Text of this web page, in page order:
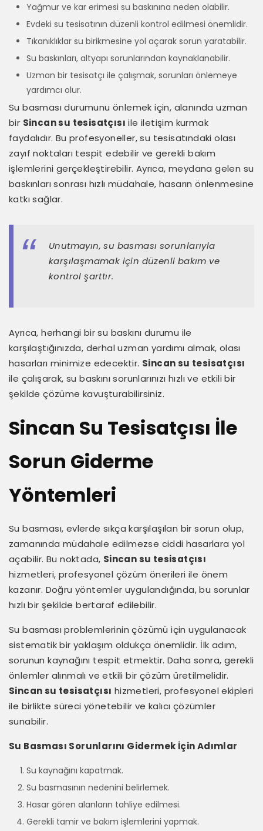
Yağmur ve kar erimesi su baskınına neden olabilir.
Evdeki su tesisatının düzenli kontrol edilmesi önemlidir.
Tıkanıklıklar su birikmesine yol açarak sorun yaratabilir.
Su baskınları, altyapı sorunlarından kaynaklanabilir.
Uzman bir tesisatçı ile çalışmak, sorunları önlemeye
yardımcı olur.
Su basması durumunu önlemek için, alanında uzman
bir Sincan su tesisatçısı ile iletişim kurmak
faydalıdır. Bu profesyoneller, su tesisatındaki olası
zayıf noktaları tespit edebilir ve gerekli bakım
işlemlerini gerçekleştirebilir. Ayrıca, meydana gelen su
baskınları sonrası hızlı müdahale, hasarın önlenmesine
katkı sağlar.
Unutmayın, su basması sorunlarıyla
karşılaşmamak için düzenli bakım ve
kontrol şarttır.
Ayrıca, herhangi bir su baskını durumu ile
karşılaştığınızda, derhal uzman yardımı almak, olası
hasarları minimize edecektir. Sincan su tesisatçısı
ile çalışarak, su baskını sorunlarınızı hızlı ve etkili bir
şekilde çözüme kavuşturabilirsiniz.
Sincan Su Tesisatçısı İle
Sorun Giderme
Yöntemleri
Su basması, evlerde sıkça karşılaşılan bir sorun olup,
zamanında müdahale edilmezse ciddi hasarlara yol
açabilir. Bu noktada, Sincan su tesisatçısı
hizmetleri, profesyonel çözüm önerileri ile önem
kazanır. Doğru yöntemler uygulandığında, bu sorunlar
hızlı bir şekilde bertaraf edilebilir.
Su basması problemlerinin çözümü için uygulanacak
sistematik bir yaklaşım oldukça önemlidir. İlk adım,
sorunun kaynağını tespit etmektir. Daha sonra, gerekli
önlemler alınmalı ve etkili bir çözüm üretilmelidir.
Sincan su tesisatçısı hizmetleri, profesyonel ekipleri
ile birlikte süreci yönetebilir ve kalıcı çözümler
sunabilir.
Su Basması Sorunlarını Gidermek İçin Adımlar
Su kaynağını kapatmak.
Su basmasının nedenini belirlemek.
Hasar gören alanların tahliye edilmesi.
Gerekli tamir ve bakım işlemlerini yapmak.